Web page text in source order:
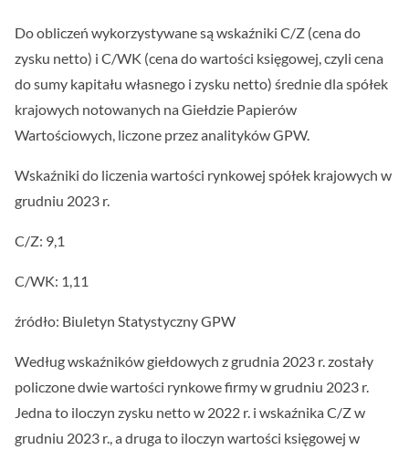
Do obliczeń wykorzystywane są wskaźniki C/Z (cena do
zysku netto) i C/WK (cena do wartości księgowej, czyli cena
do sumy kapitału własnego i zysku netto) średnie dla spółek
krajowych notowanych na Giełdzie Papierów
Wartościowych, liczone przez analityków GPW.
Wskaźniki do liczenia wartości rynkowej spółek krajowych w
grudniu 2023 r.
C/Z: 9,1
C/WK: 1,11
źródło: Biuletyn Statystyczny GPW
Według wskaźników giełdowych z grudnia 2023 r. zostały
policzone dwie wartości rynkowe firmy w grudniu 2023 r.
Jedna to iloczyn zysku netto w 2022 r. i wskaźnika C/Z w
grudniu 2023 r., a druga to iloczyn wartości księgowej w